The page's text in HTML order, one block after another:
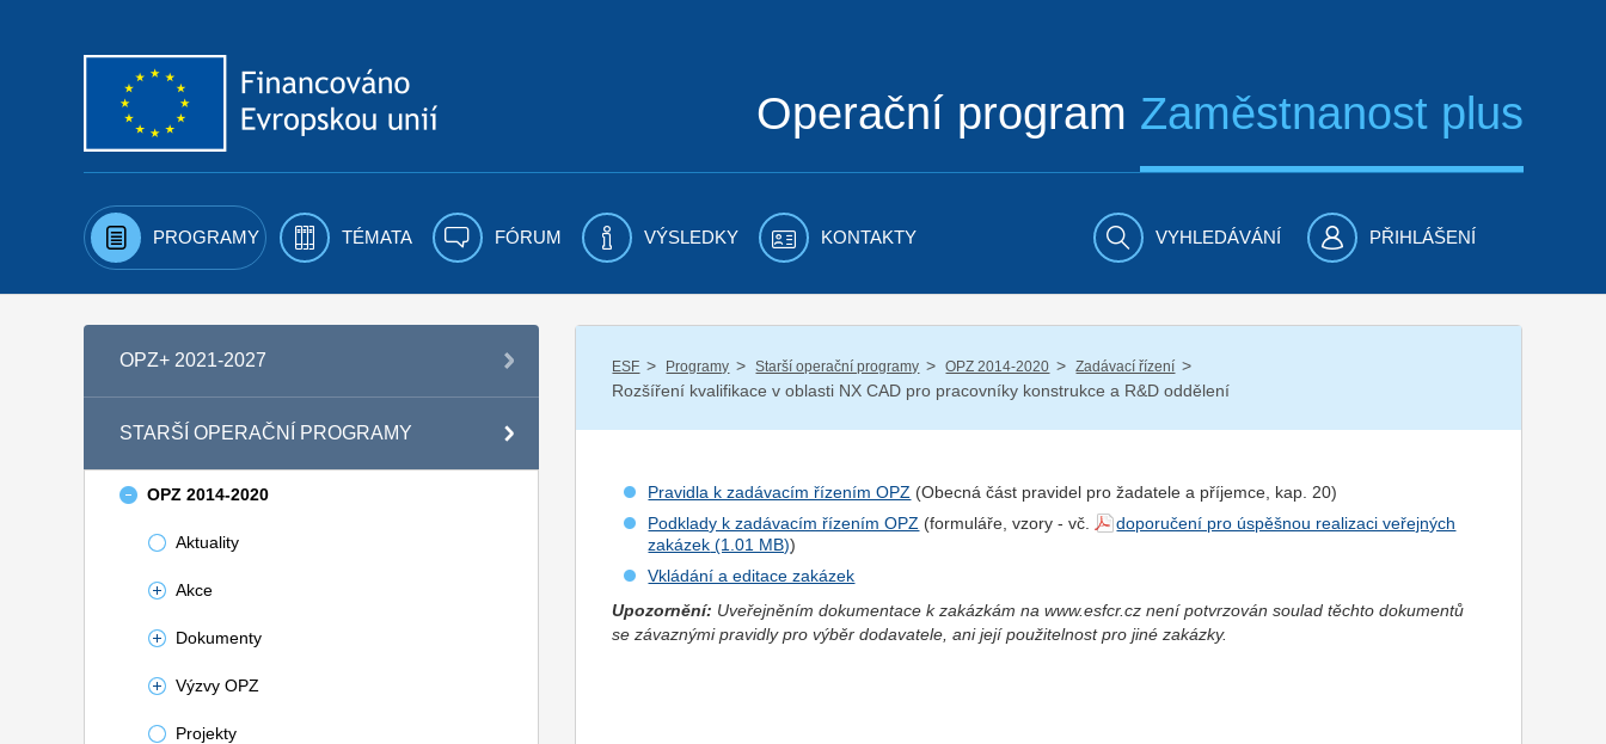
Operační program Zaměstnanost plus
PROGRAMY TÉMATA FÓRUM VÝSLEDKY KONTAKTY VYHLEDÁVÁNÍ PŘIHLÁŠENÍ
OPZ+ 2021-2027
STARŠÍ OPERAČNÍ PROGRAMY
OPZ 2014-2020
Aktuality
Akce
Dokumenty
Výzvy OPZ
Projekty
ESF / Programy / Starší operační programy / OPZ 2014-2020 / Zadávací řízení /
Rozšíření kvalifikace v oblasti NX CAD pro pracovníky konstrukce a R&D oddělení
Pravidla k zadávacím řízením OPZ (Obecná část pravidel prožadatele a příjemce , kap. 20)
Podklady k zadávacím řízením OPZ (formuláře, vzory - vč.
doporučení pro úspěšnou realizaci veřejných
zakázek
)
Vkládání a editace zakázek
Upozornění: Uveřejněním dokumentace k zakázkám na www.esfcr.cz není potvrzován soulad těchto dokumentů
se závaznými pravidly pro výběr dodavatele, ani její použitelnost pro jiné zakázky.